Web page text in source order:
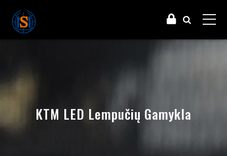
KTM LED Lempučių Gamykla